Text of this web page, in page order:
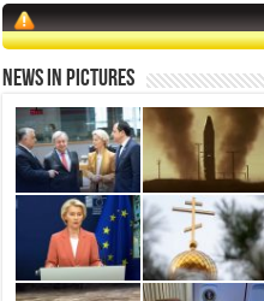
News in Pictures